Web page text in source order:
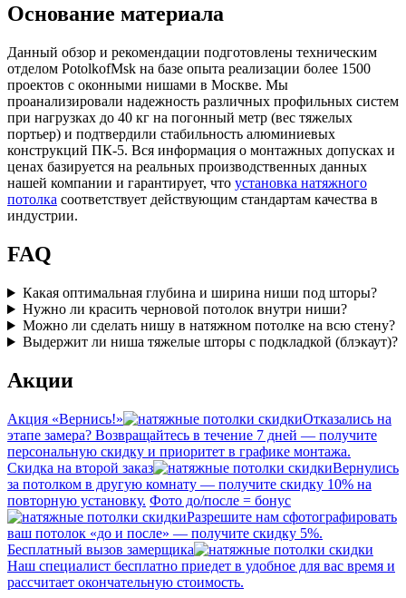
Основание материала
Данный обзор и рекомендации подготовлены техническим
отделом PotolkofMsk на базе опыта реализации более 1500
проектов с оконными нишами в Москве. Мы
проанализировали надежность различных профильных систем
при нагрузках до 40 кг на погонный метр (вес тяжелых
портьер) и подтвердили стабильность алюминиевых
конструкций ПК-5. Вся информация о монтажных допусках и
ценах базируется на реальных производственных данных
нашей компании и гарантирует, что установка натяжного
потолка соответствует действующим стандартам качества в
индустрии.
FAQ
Какая оптимальная глубина и ширина ниши под шторы?
Нужно ли красить черновой потолок внутри ниши?
Можно ли сделать нишу в натяжном потолке на всю стену?
Выдержит ли ниша тяжелые шторы с подкладкой (блэкаут)?
Акции
Акция «Вернись!»
Отказались на
этапе замера? Возвращайтесь в течение 7 дней — получите
персональную скидку и приоритет в графике монтажа.
Скидка на второй заказ
Вернулись
за потолком в другую комнату — получите скидку 10% на
повторную установку. Фото до/после = бонус
Разрешите нам сфотографировать
ваш потолок «до и после» — получите скидку 5%.
Бесплатный вызов замерщика
Наш специалист бесплатно приедет в удобное для вас время и
рассчитает окончательную стоимость.